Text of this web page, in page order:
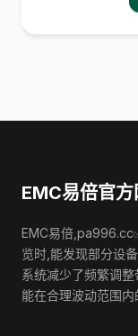
EMC易倍官方
EMC易倍
览时,能发现部分设
系统减少了频繁调
能在合理波动范围内